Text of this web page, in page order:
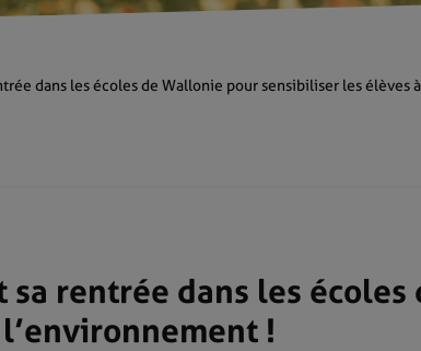
dans les écoles de Wallonie pour sensibiliser les élèves
rentrée dans les
!